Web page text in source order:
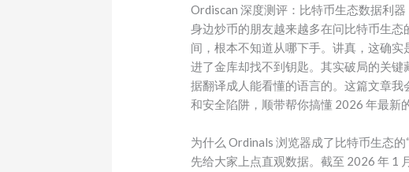
Ordiscan 深度测评：比特币生态数据利
身边炒币的朋友越来越多在问比特币生
间，根本不知道从哪下手。讲真，这确
进了金库却找不到钥匙。其实破局的关
据翻译成人能看懂的语言的。这篇文章
和安全陷阱，顺带帮你搞懂 2026 年最新
为什么 Ordinals 浏览器成了比特币生态的
先给大家上点直观数据。截至 2026 年 1